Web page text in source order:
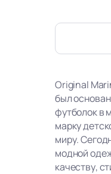
Original
был
футболок в
марку
миру.
модной
качеству,